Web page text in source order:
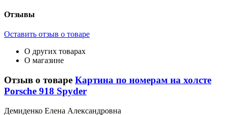
Отзывы
Оставить отзыв о товаре
О других товарах
О магазине
Отзыв о товаре Картина по номерам на холсте
Porsche 918 Spyder
Демиденко Елена Александровна